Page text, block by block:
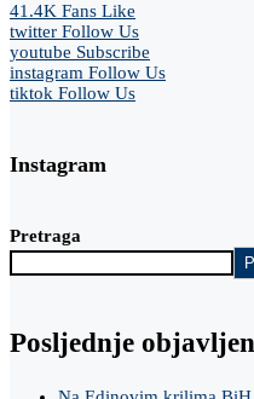
41.4K Fans Like
twitter Follow Us
youtube Subscribe
instagram Follow Us
tiktok Follow Us
Instagram
Pretraga
Posljednje